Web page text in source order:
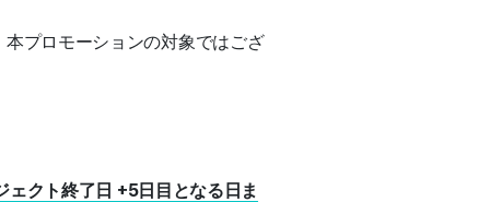
プロモーションの対象ではござ
ェクト終了日 +5日目となる日ま